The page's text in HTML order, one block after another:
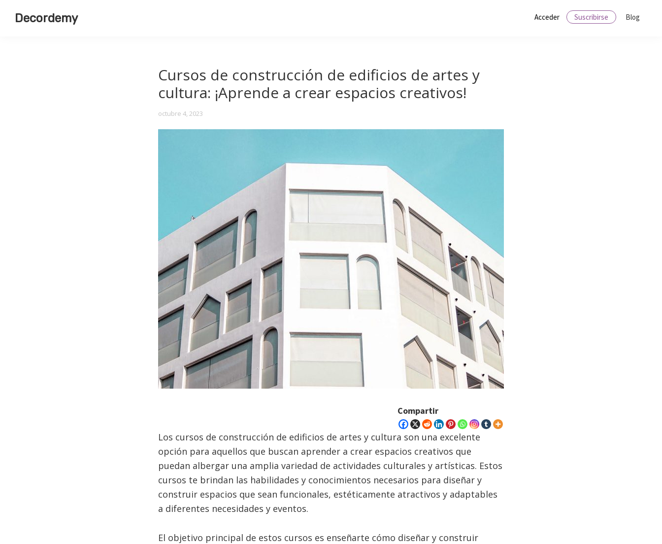
Decordemy Acceder Suscribirse Blog
Cursos de construcción de edificios de artes y
cultura: ¡Aprende a crear espacios creativos!
octubre 4, 2023
Compartir
Los cursos de construcción de edificios de artes y cultura son una excelente
opción para aquellos que buscan aprender a crear espacios creativos que
puedan albergar una amplia variedad de actividades culturales y artísticas. Estos
cursos te brindan las habilidades y conocimientos necesarios para diseñar y
construir espacios que sean funcionales, estéticamente atractivos y adaptables
a diferentes necesidades y eventos.
El objetivo principal de estos cursos es enseñarte cómo diseñar y construir